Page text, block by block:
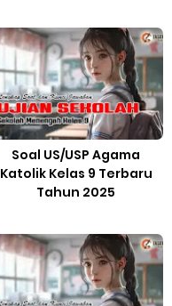
Soal US/USP Agama
Katolik Kelas 9 Terbaru
Tahun 2025